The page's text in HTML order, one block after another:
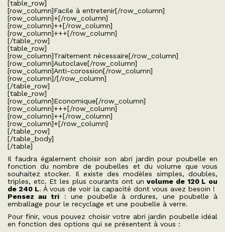
[table_row]
[row_column]Facile à entretenir[/row_column]
[row_column]+[/row_column]
[row_column]++[/row_column]
[row_column]+++[/row_column]
[/table_row]
[table_row]
[row_column]Traitement nécessaire[/row_column]
[row_column]Autoclave[/row_column]
[row_column]Anti-corossion[/row_column]
[row_column]/[/row_column]
[/table_row]
[table_row]
[row_column]Economique[/row_column]
[row_column]+++[/row_column]
[row_column]++[/row_column]
[row_column]+[/row_column]
[/table_row]
[/table_body]
[/table]
Il faudra également choisir son abri jardin pour poubelle en
fonction du nombre de poubelles et du volume que vous
souhaitez stocker. Il existe des modèles simples, doubles,
triples, etc. Et les plus courants ont unvolume de 120 L ou
de 240 L. À vous de voir la capacité dont vous avez besoin !
Pensez au tri : une poubelle à ordures, une poubelle à
emballage pour le recyclage et une poubelle à verre.
Pour finir, vous pouvez choisir votre abri jardin poubelle idéal
en fonction des options qui se présentent à vous :